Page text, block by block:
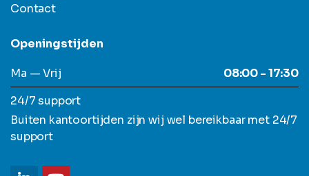
Contact
Openingstijden
Ma — Vrij
08:00 - 17:30
24/7 support
Buiten kantoortijden zijn wij wel bereikbaar met 24/7
support